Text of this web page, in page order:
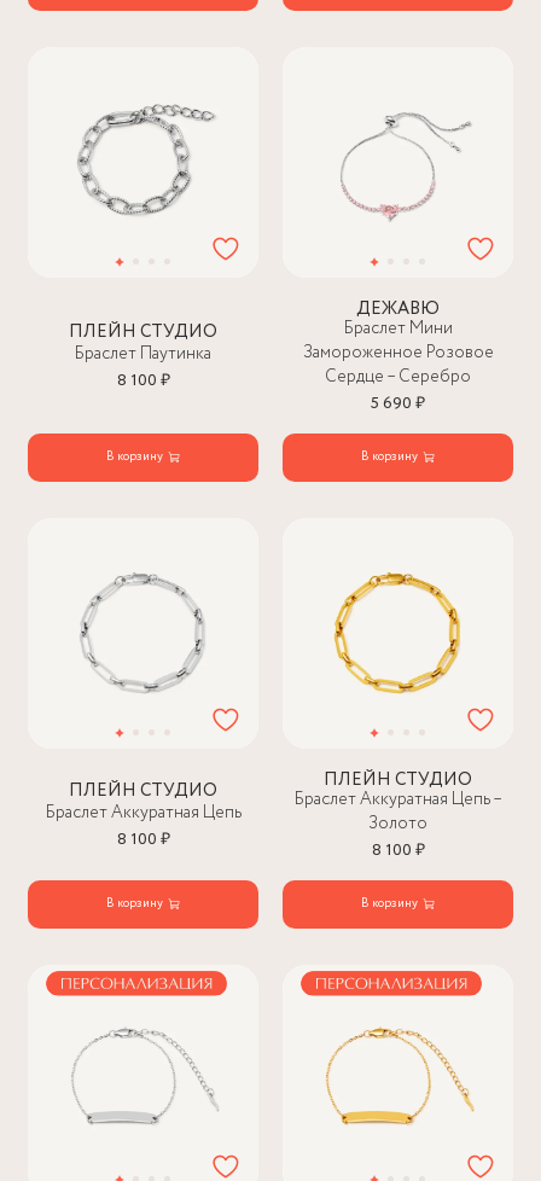
ПЛЕЙН СТУДИО
Браслет Паутинка
8 100 ₽
В корзину
ДЕЖАВЮ
Браслет Мини
Замороженное Розовое
Сердце – Серебро
5 690 ₽
В корзину
ПЛЕЙН СТУДИО
Браслет Аккуратная Цепь
8 100 ₽
В корзину
ПЛЕЙН СТУДИО
Браслет Аккуратная Цепь –
Золото
8 100 ₽
В корзину